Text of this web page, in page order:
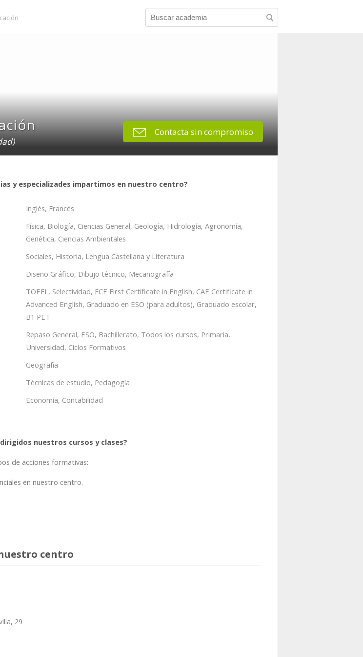
Contacta sin compromiso
y especializades impartimos en nuestro centro?
Inglés, Francés
Física, Biología, Ciencias General, Geología, Hidrología, Agronomía,
Genética, Ciencias Ambientales
Sociales, Historia, Lengua Castellana y Literatura
Diseño Gráfico, Dibujo técnico, Mecanografía
TOEFL, Selectividad, FCE First Certificate in English, CAE Certificate in
Advanced English, Graduado en ESO (para adultos), Graduado escolar,
B1 PET
Repaso General, ESO, Bachillerato, Todos los cursos, Primaria,
Universidad, Ciclos Formativos
Geografía
Técnicas de estudio, Pedagogía
Economía, Contabilidad
nuestros cursos y clases?
de acciones formativas:
en nuestro centro.
centro
29